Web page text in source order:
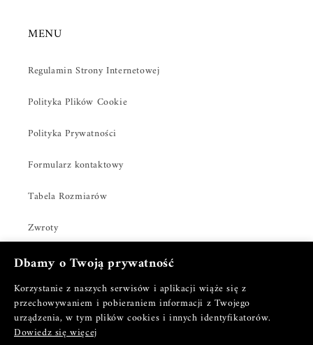
Dbamy o Twoją prywatność
Korzystanie z naszych serwisów i aplikacji wiąże się z
przechowywaniem i pobieraniem informacji z Twojego
urządzenia, w tym plików cookies i innych identyfikatorów.
Dowiedz się więcej
MENU
Regulamin Strony Internetowej
Polityka Plików Cookie
Polityka Prywatności
Formularz kontaktowy
Tabela Rozmiarów
Zwroty
FacebookInstagramTikTokPinterest